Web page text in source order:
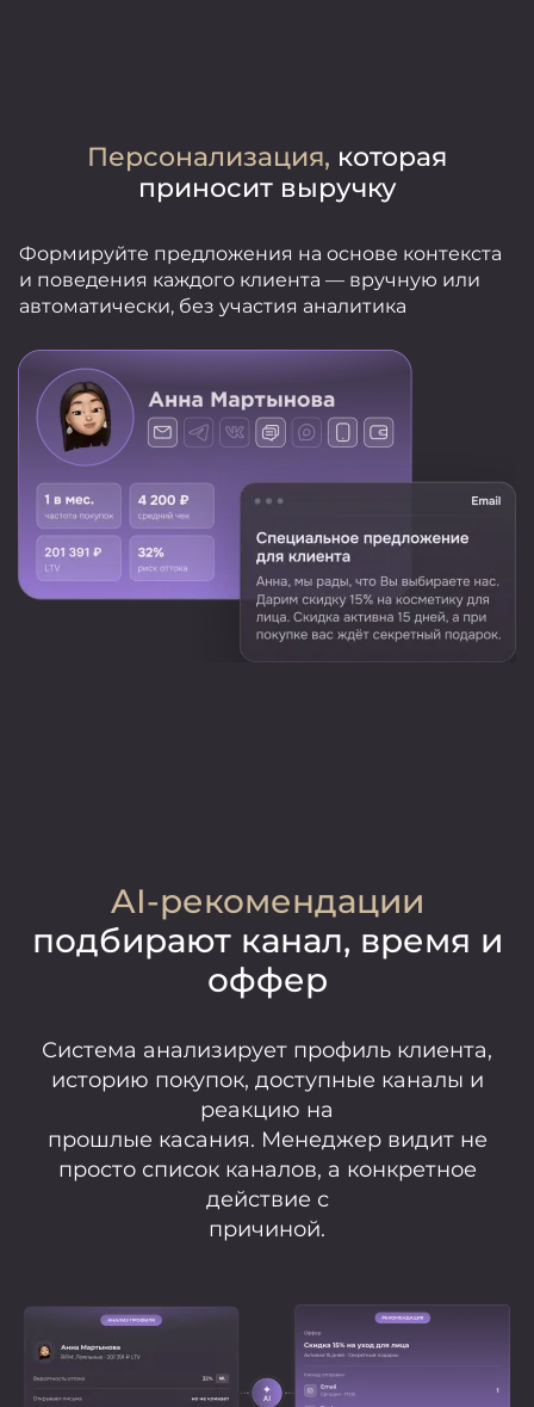
Персонализация, которая
приносит выручку
Формируйте предложения на основе контекста
и поведения каждого клиента — вручную или
автоматически, без участия аналитика
AI-рекомендации
подбирают канал, время и
оффер
Система анализирует профиль клиента,
историю покупок, доступные каналы и
реакцию на
прошлые касания. Менеджер видит не
просто список каналов, а конкретное
действие с
причиной.